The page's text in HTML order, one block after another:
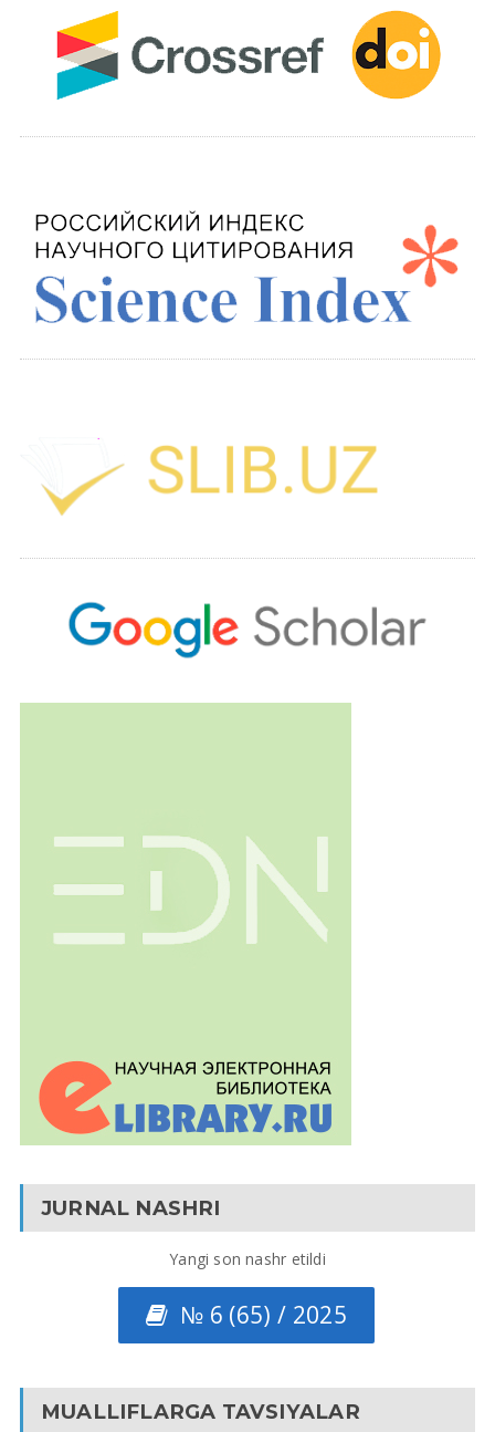
JURNAL NASHRI
Yangi son nashr etildi
№ 6 (65) / 2025
MUALLIFLARGA TAVSIYALAR